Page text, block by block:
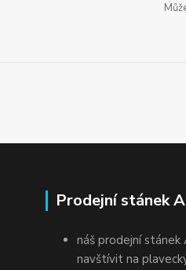
Prodejní stánek
náš prodejní stánek
navštívit na